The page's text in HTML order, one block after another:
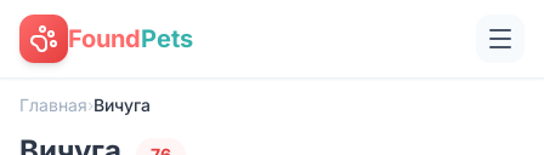
FoundPets
Главная›Вичуга